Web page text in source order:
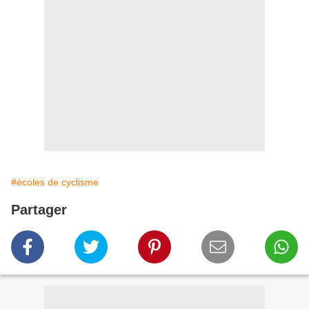
#écoles de cyclisme
Partager